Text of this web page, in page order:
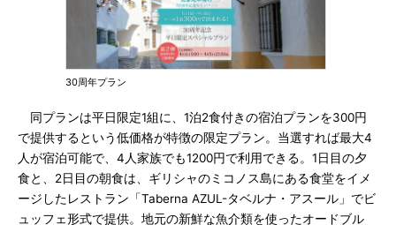
30周年プラン
同プランは平日限定1組に、1泊2食付きの宿泊プランを300円
で提供するという低価格が特徴の限定プラン。当選すれば最大4
人が宿泊可能で、4人家族でも1200円で利用できる。1日目の夕
食と、2日目の朝食は、ギリシャのミコノス島にある食堂をイメ
ージしたレストラン「Taberna AZUL-タベルナ・アスール」でビ
ュッフェ形式で提供。地元の新鮮な魚介類を使ったオードブル